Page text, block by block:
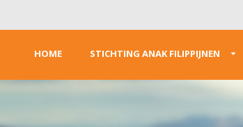
HOME STICHTING ANAK FILIPPIJNEN